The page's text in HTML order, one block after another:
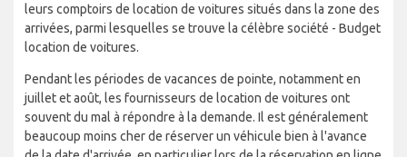
leurs comptoirs de location de voitures situés dans la zone des
arrivées, parmi lesquelles se trouve la célèbre société - Budget
location de voitures.
Pendant les périodes de vacances de pointe, notamment en
juillet et août, les fournisseurs de location de voitures ont
souvent du mal à répondre à la demande. Il est généralement
beaucoup moins cher de réserver un véhicule bien à l'avance